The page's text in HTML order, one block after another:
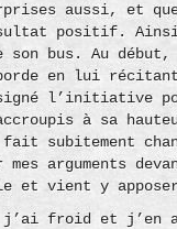
aussi, et
positif. Ainsi
son bus. Au
en lui
signé l’initiative
à sa
fait subitement
mes arguments
et vient y
j’ai froid et j’en